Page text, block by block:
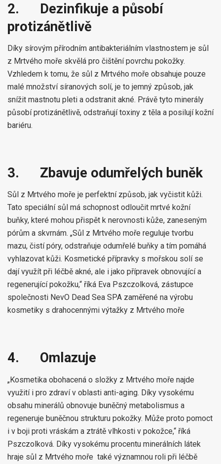
2. Dezinfikuje a působí
protizánětlivě
Díky sírovým přírodním antibakteriálním vlastnostem je sůl
z Mrtvého moře skvělá pro čištění povrchu pokožky.
Vzhledem k tomu, že sůl z Mrtvého moře obsahuje pouze
malé množství síranových solí, je to jemný způsob, jak
snížit mastnotu pleti a odstranit akné. Právě tyto minerály
působí protizánětlivě, odstraňují toxiny z těla a posilují kožní
bariéru.
3. Zbavuje odumřelých buněk
Sůl z Mrtvého moře je perfektní způsob, jak vyčistit kůži.
Tato speciální sůl má schopnost odloučit mrtvé kožní
buňky, které mohou přispět k nerovnosti kůže, zaneseným
pórům a skvrnám. „Sůl z Mrtvého moře reguluje tvorbu
mazu, čistí póry, odstraňuje odumřelé buňky a tím pomáhá
vyhlazovat kůži. Kosmetické přípravky s mořskou solí se
dají využít při léčbě akné, ale i jako přípravek obnovující a
regenerující pokožku,“ říká Eva Pszczolková, zástupce
společnosti NevO Dead Sea SPA zaměřené na výrobu
kosmetiky s drahocennými výtažky z Mrtvého moře
4. Omlazuje
„Kosmetika obohacená o složky z Mrtvého moře najde
využití i pro zdraví v oblasti anti-aging. Díky vysokému
obsahu minerálů obnovuje buněčný metabolismus a
regeneruje buněčnou strukturu pokožky. Může proto pomoct
i v boji proti vráskám a ztrátě vlhkosti v pokožce,“ říká
Pszczolková. Díky vysokému procentu minerálních látek
hraje sůl z Mrtvého moře také významnou roli při léčbě